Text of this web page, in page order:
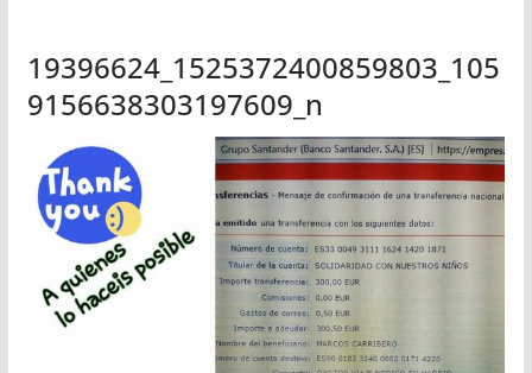
19396624_1525372400859803_105
9156638303197609_n